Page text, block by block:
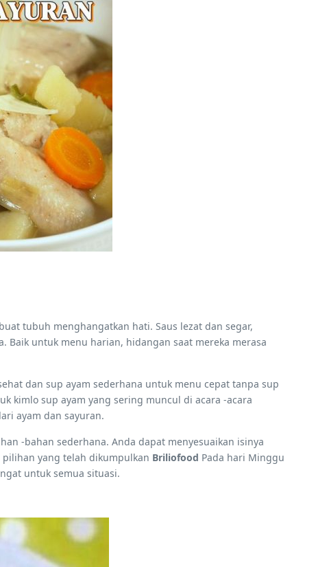
tubuh menghangatkan hati. Saus lezat dan segar,
Baik untuk menu harian, hidangan saat mereka merasa
dan sup ayam sederhana untuk menu cepat tanpa sup
kimlo sup ayam yang sering muncul di acara -acara
ayam dan sayuran.
-bahan sederhana. Anda dapat menyesuaikan isinya
yang telah dikumpulkan Briliofood Pada hari Minggu
untuk semua situasi.